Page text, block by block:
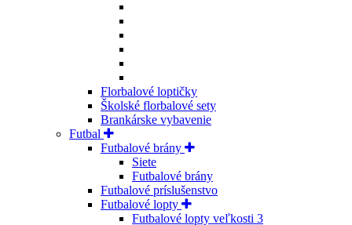
Florbalové loptičky
Školské florbalové sety
Brankárske vybavenie
Futbal
Futbalové brány
Siete
Futbalové brány
Futbalové príslušenstvo
Futbalové lopty
Futbalové lopty veľkosti 3